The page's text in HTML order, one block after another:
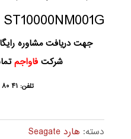
جهت دریافت مشاوره
شرکت فاواجم
تلفن: ۴۱ ۸۰ ۸۴ ۲۲ – ۰۲۱
دسته: هارد Seagate